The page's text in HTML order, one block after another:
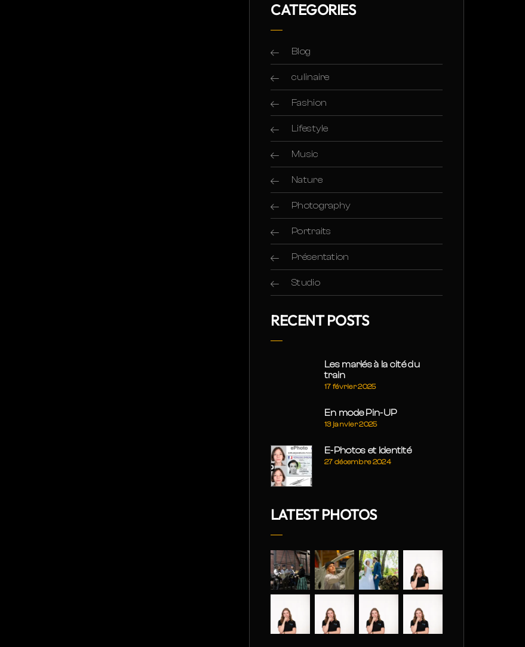
CATEGORIES
Blog
culinaire
Fashion
Lifestyle
Music
Nature
Photography
Portraits
Présentation
Studio
RECENT POSTS
Les mariés à la cité du
train
17 février 2025
En mode Pin-UP
13 janvier 2025
E-Photos et Identité
27 décembre 2024
LATEST PHOTOS